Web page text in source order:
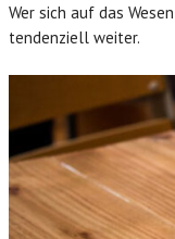
Wer sich auf das
tendenziell weiter.